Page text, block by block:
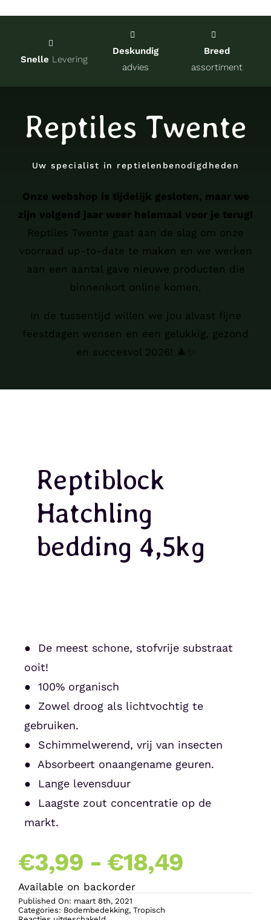
Snelle Levering
Deskundig
advies
Breed
assortiment
Reptiles Twente
Uw specialist in reptielenbenodigdheden
Onze webshop is tijdelijk gesloten, maar we
zijn volgend jaar weer helemaal voor je terug!
Reptiles Twente gaat aan de slag om onze
voorraad up-to-date te maken en we werken
aan een aantal gave nieuwe producten die
binnenkort online komen.
In de tussentijd willen we jou alvast fijne
feestdagen wensen en een gelukkig, gezond
en succesvol 2026! 🎄✨
Reptiblock
Hatchling
bedding 4,5kg
● De meest schone, stofvrije substraat
ooit!
● 100% organisch
● Zowel droog als lichtvochtig te
gebruiken.
● Schimmelwerend, vrij van insecten
● Absorbeert onaangename geuren.
● Lange levensduur
● Laagste zout concentratie op de
markt.
€3,99 - €18,49
€3,99
Available on backorder
Published On: maart 8th, 2021
Categories: Bodembedekking, Tropisch